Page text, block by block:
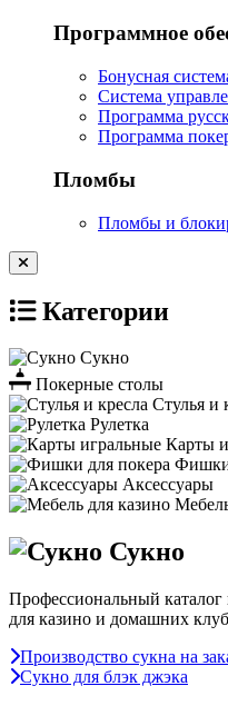
Программное
Бонусная
Система
Программа
Программа
Пломбы
Пломбы и
Категории
Сукно
Покерные столы
Стулья и
Рулетка
Карты
Фишки
Аксессуары
Сукно
Профессиональный каталог
для казино и домашних
Производство сукна на
Сукно для блэк джэка